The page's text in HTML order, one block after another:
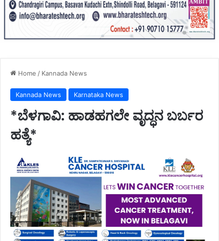
Home / Kannada News
Kannada News Karnataka News
*ಬೆಳಗಾವಿ: ಹಾಡಹಗಲೇ ವೃದ್ಧನ ಬರ್ಬರ
ಹತ್ಯೆ*